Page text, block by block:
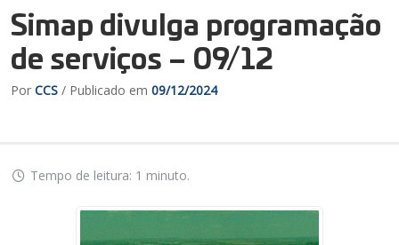
Simap divulga programação
de serviços – 09/12
Por CCS / Publicado em 09/12/2024
Tempo de leitura: 1 minuto.